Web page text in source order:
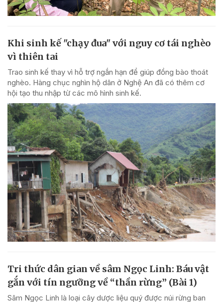
Khi sinh kế "chạy đua" với nguy cơ tái nghèo
vì thiên tai
Trao sinh kế thay vì hỗ trợ ngắn hạn để giúp đồng bào thoát
nghèo. Hàng chục nghìn hộ dân ở Nghệ An đã có thêm cơ
hội tạo thu nhập từ các mô hình sinh kế.
Tri thức dân gian về sâm Ngọc Linh: Báu vật
gắn với tín ngưỡng về “thần rừng” (Bài 1)
Sâm Ngọc Linh là loại cây dược liệu quý được núi rừng ban